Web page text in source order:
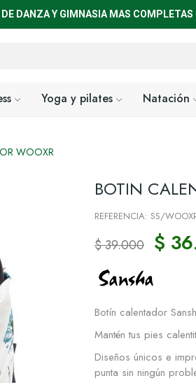
DANZA Y GIMNASIA MAS COMPLETAS
Yoga y pilates Natación
WOOXR
BOTIN
REFERENCIA: SS/
$ 39.000 $
Botín calentador
Mantén tus pies
Diseños únicos e
punta sin ningún